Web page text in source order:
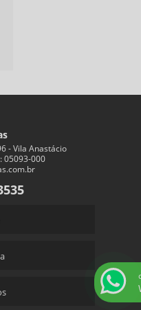
- Vila Anastácio
05093-000